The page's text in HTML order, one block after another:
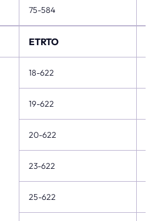
75-584
ETRTO
18-622
19-622
20-622
23-622
25-622